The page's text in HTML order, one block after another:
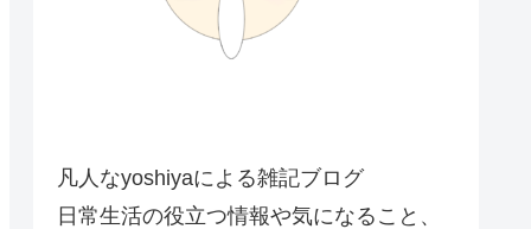
凡人なyoshiyaによる雑記ブログ
日常生活の役立つ情報や気になること、